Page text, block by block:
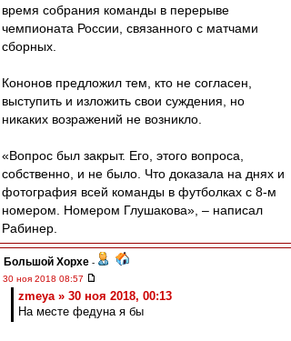
время собрания команды в перерыве
чемпионата России, связанного с матчами
сборных.
Кононов предложил тем, кто не согласен,
выступить и изложить свои суждения, но
никаких возражений не возникло.
«Вопрос был закрыт. Его, этого вопроса,
собственно, и не было. Что доказала на днях и
фотография всей команды в футболках с 8-м
номером. Номером Глушакова», – написал
Рабинер.
Большой Хорхе -
30 ноя 2018 08:57
zmeya » 30 ноя 2018, 00:13
На месте федуна я бы